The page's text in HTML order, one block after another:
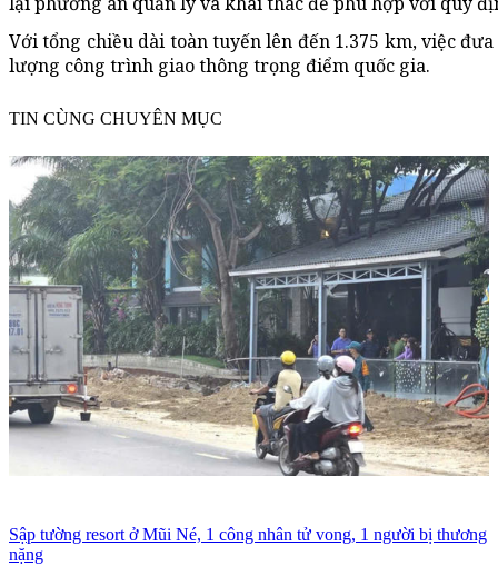
Với tổng chiều dài toàn tuyến lên đến 1.375 km, việc
lượng công trình giao thông trọng điểm quốc gia.
TIN CÙNG CHUYÊN MỤC
Sập tường resort ở Mũi Né, 1 công nhân tử vong, 1 người bị thương
nặng